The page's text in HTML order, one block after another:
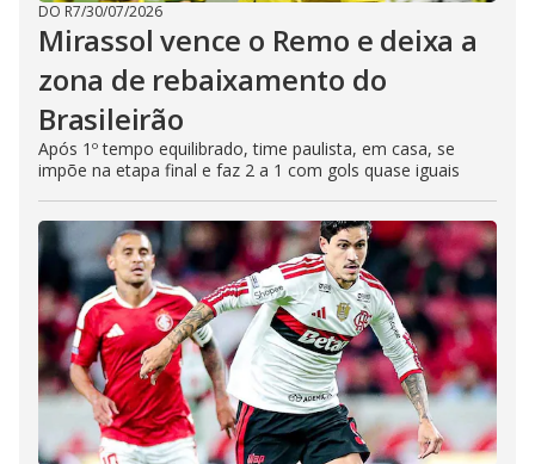
DO R7/30/07/2026
Mirassol vence o Remo e deixa a
zona de rebaixamento do
Brasileirão
Após 1º tempo equilibrado, time paulista, em casa, se
impõe na etapa final e faz 2 a 1 com gols quase iguais